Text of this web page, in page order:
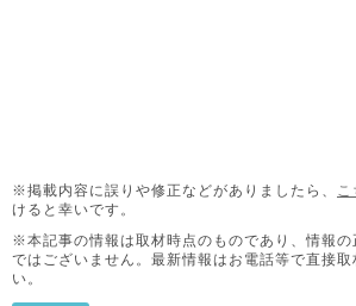
※掲載内容に誤りや修正などがありましたら、 こ
けると幸いです。
※本記事の情報は取材時点のものであり、情報の
ではございません。 最新情報はお電話等で直接取
い。